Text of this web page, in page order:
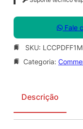
Fale
SKU:
Categoria:
Descrição